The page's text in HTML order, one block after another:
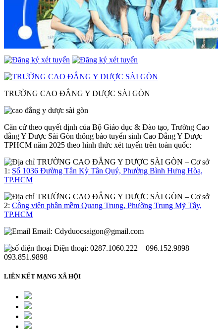
TRƯỜNG CAO ĐẲNG Y DƯỢC SÀI GÒN
Căn cứ theo quyết định của Bộ Giáo dục & Đào tạo, Trường Cao
đẳng Y Dược Sài Gòn thông báo tuyển sinh Cao Đẳng Y Dược
TPHCM năm 2025 theo hình thức xét tuyển trên toàn quốc:
– Cơ sở
1: Số 1036 Đường Tân Kỳ Tân Quý, Phường Bình Hưng Hòa,
TP.HCM
– Cơ sở
2: Công viên phần mềm Quang Trung, Phường Trung Mỹ Tây,
TP.HCM
Email: Cdyduocsaigon@gmail.com
Điện thoại: 0287.1060.222 – 096.152.9898 –
093.851.9898
LIÊN KẾT MẠNG XÃ HỘI